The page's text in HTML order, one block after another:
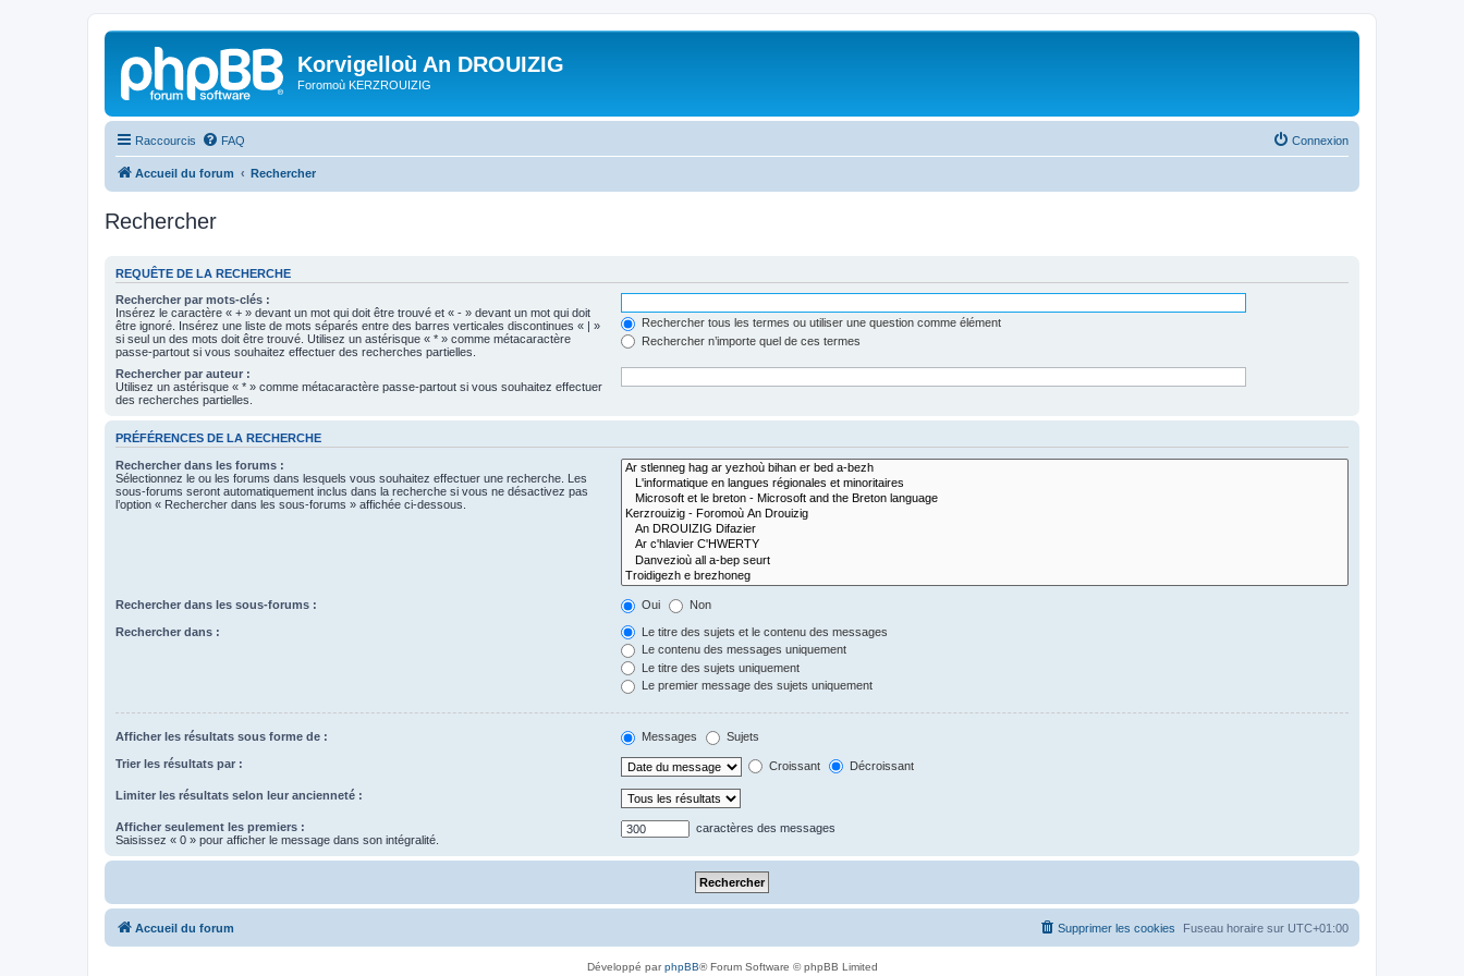
Korvigelloù An DROUIZIG
Foromoù KERZROUIZIG
Raccourcis FAQ Connexion
Accueil du forum Rechercher
Rechercher
REQUÊTE DE LA RECHERCHE
Rechercher par mots-clés :
Insérez le caractère « + » devant un mot qui doit être trouvé et « - » devant un mot qui doit
être ignoré. Insérez une liste de mots séparés entre des barres verticales discontinues « | »
si seul un des mots doit être trouvé. Utilisez un astérisque « * » comme métacaractère
passe-partout si vous souhaitez effectuer des recherches partielles.
Rechercher tous les termes ou utiliser une question comme élément
Rechercher n’importe quel de ces termes
Rechercher par auteur :
Utilisez un astérisque « * » comme métacaractère passe-partout si vous souhaitez effectuer
des recherches partielles.
PRÉFÉRENCES DE LA RECHERCHE
Rechercher dans les forums :
Sélectionnez le ou les forums dans lesquels vous souhaitez effectuer une recherche. Les
sous-forums seront automatiquement inclus dans la recherche si vous ne désactivez pas
l’option « Rechercher dans les sous-forums » affichée ci-dessous.
Rechercher dans les sous-forums : Oui Non
Rechercher dans :
Le titre des sujets et le contenu des messages
Le contenu des messages uniquement
Le titre des sujets uniquement
Le premier message des sujets uniquement
Afficher les résultats sous forme de : Messages Sujets
Trier les résultats par : Croissant Décroissant
Limiter les résultats selon leur ancienneté :
Afficher seulement les premiers :
Saisissez « 0 » pour afficher le message dans son intégralité.
caractères des messages
Accueil du forum Fuseau horaire sur UTC+01:00
Supprimer les cookies
Développé parphpBB® Forum Software © phpBB Limited